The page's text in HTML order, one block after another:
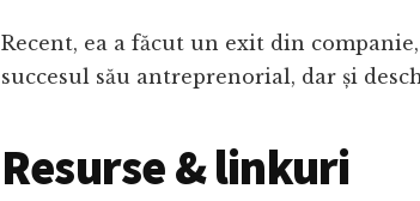
Recent, ea a făcut un exit din
succesul său antreprenorial, dar și
Resurse & linkuri